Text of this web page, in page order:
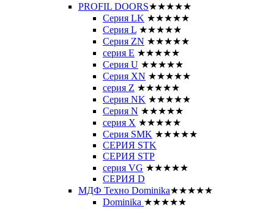
PROFIL DOORS★★★★★
Серия LK ★★★★★
Серия L ★★★★★
Серия ZN ★★★★★
серия E ★★★★★
Серия U ★★★★★
Серия XN ★★★★★
серия Z ★★★★★
Серия NK ★★★★★
Серия N ★★★★★
серия X ★★★★★
Серия SMK ★★★★★
СЕРИЯ STK
СЕРИЯ STP
серия VG ★★★★★
СЕРИЯ D
МДФ Техно Dominika★★★★★
Dominika ★★★★★